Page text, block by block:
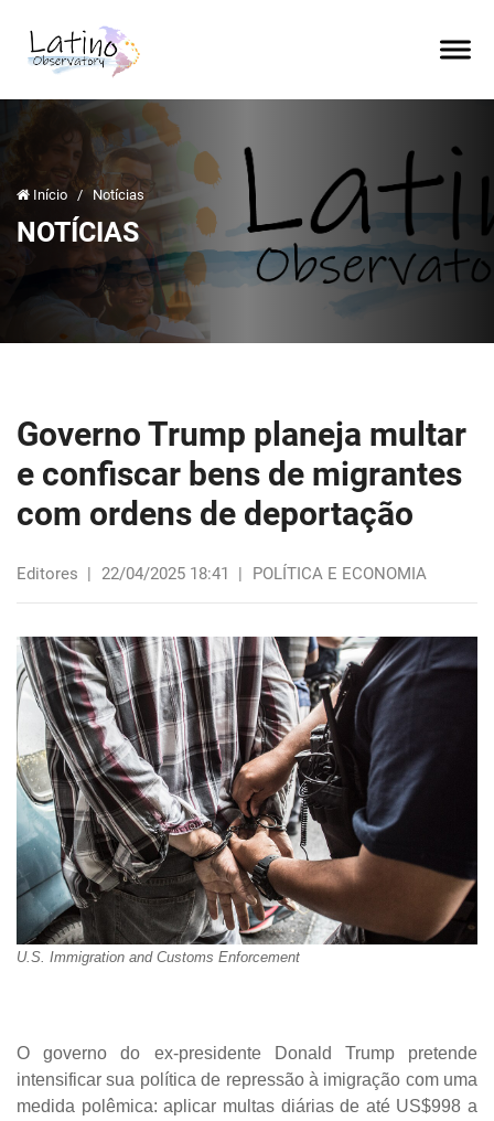
Início / Notícias
NOTÍCIAS
Governo Trump planeja multar
e confiscar bens de migrantes
com ordens de deportação
Editores | 22/04/2025 18:41 | POLÍTICA E ECONOMIA
U.S. Immigration and Customs Enforcement
O governo do ex-presidente Donald Trump pretende
intensificar sua política de repressão à imigração com uma
medida polêmica: aplicar multas diárias de até US$998 a